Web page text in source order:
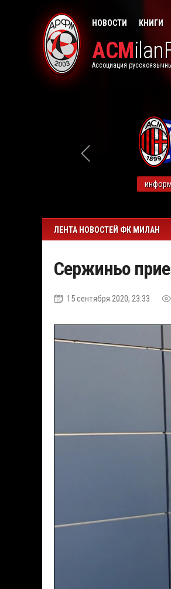
НОВОСТИ КНИГИ
ACM
Ассоциация
ЛЕНТА НОВОСТЕЙ ФК МИЛАН
Сержиньо
15 сентября 2020, 23:33